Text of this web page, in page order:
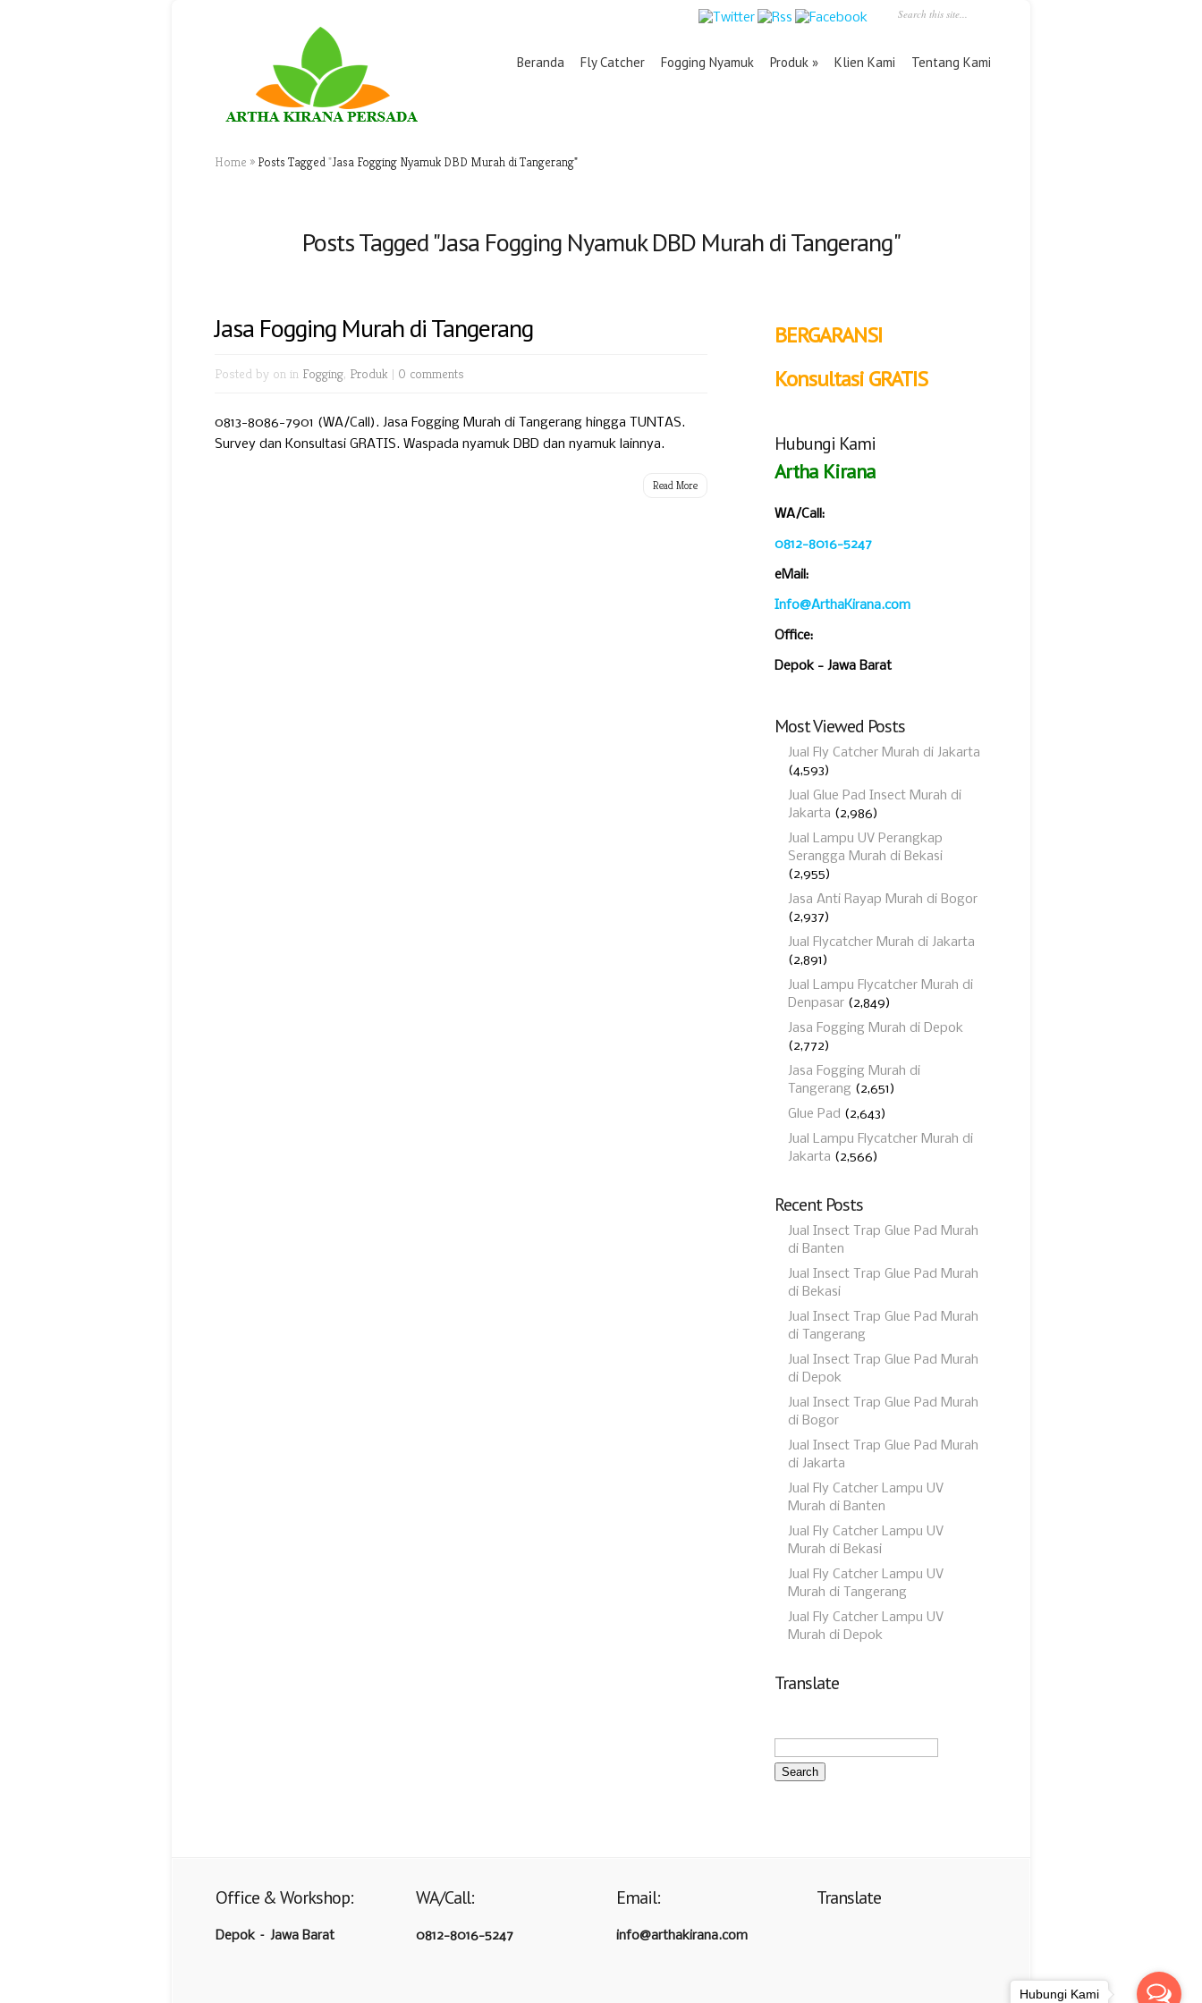
Beranda Fly Catcher Fogging Nyamuk Produk Klien Kami Tentang Kami
Home » Posts Tagged"Jasa Fogging Nyamuk DBD Murah di Tangerang"
Posts Tagged "Jasa Fogging Nyamuk DBD Murah di Tangerang"
Jasa Fogging Murah di Tangerang
Posted by on in Fogging, Produk | 0 comments
0813-8086-7901 (WA/Call). Jasa Fogging Murah di Tangerang hingga TUNTAS.
Survey dan Konsultasi GRATIS. Waspada nyamuk DBD dan nyamuk lainnya.
Read More
BERGARANSI
Konsultasi GRATIS
Hubungi Kami
Artha Kirana
WA/Call:
0812-8016-5247
eMail:
Info@ArthaKirana.com
Office:
Depok - Jawa Barat
Most Viewed Posts
Jual Fly Catcher Murah di Jakarta
(4,593)
Jual Glue Pad Insect Murah di
Jakarta (2,986)
Jual Lampu UV Perangkap
Serangga Murah di Bekasi
(2,955)
Jasa Anti Rayap Murah di Bogor
(2,937)
Jual Flycatcher Murah di Jakarta
(2,891)
Jual Lampu Flycatcher Murah di
Denpasar (2,849)
Jasa Fogging Murah di Depok
(2,772)
Jasa Fogging Murah di
Tangerang (2,651)
Glue Pad (2,643)
Jual Lampu Flycatcher Murah di
Jakarta (2,566)
Recent Posts
Jual Insect Trap Glue Pad Murah
di Banten
Jual Insect Trap Glue Pad Murah
di Bekasi
Jual Insect Trap Glue Pad Murah
di Tangerang
Jual Insect Trap Glue Pad Murah
di Depok
Jual Insect Trap Glue Pad Murah
di Bogor
Jual Insect Trap Glue Pad Murah
di Jakarta
Jual Fly Catcher Lampu UV
Murah di Banten
Jual Fly Catcher Lampu UV
Murah di Bekasi
Jual Fly Catcher Lampu UV
Murah di Tangerang
Jual Fly Catcher Lampu UV
Murah di Depok
Translate
Office & Workshop:
Depok – Jawa Barat
WA/Call:
0812-8016-5247
Email:
info@arthakirana.com
Translate
Hubungi Kami